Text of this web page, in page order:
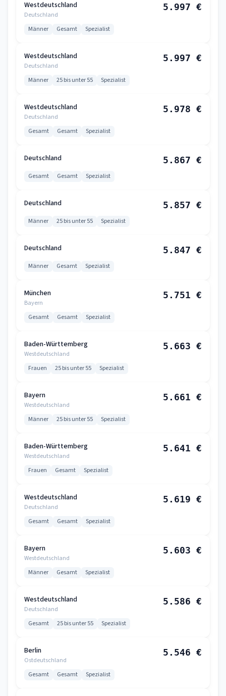
Westdeutschland
Deutschland
5.997 €
Männer Gesamt Spezialist
Westdeutschland
Deutschland
5.997 €
Männer 25 bis unter 55 Spezialist
Westdeutschland
Deutschland
5.978 €
Gesamt Gesamt Spezialist
Deutschland 5.867 €
Gesamt Gesamt Spezialist
Deutschland 5.857 €
Männer 25 bis unter 55 Spezialist
Deutschland 5.847 €
Männer Gesamt Spezialist
München
Bayern
5.751 €
Gesamt Gesamt Spezialist
Baden-Württemberg
Westdeutschland
5.663 €
Frauen 25 bis unter 55 Spezialist
Bayern
Westdeutschland
5.661 €
Männer 25 bis unter 55 Spezialist
Baden-Württemberg
Westdeutschland
5.641 €
Frauen Gesamt Spezialist
Westdeutschland
Deutschland
5.619 €
Gesamt Gesamt Spezialist
Bayern
Westdeutschland
5.603 €
Männer Gesamt Spezialist
Westdeutschland
Deutschland
5.586 €
Gesamt 25 bis unter 55 Spezialist
Berlin
Ostdeutschland
5.546 €
Gesamt Gesamt Spezialist